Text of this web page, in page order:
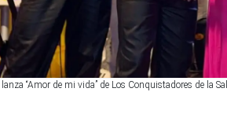
“Amor de mi vida” de Los Conquistadores de la